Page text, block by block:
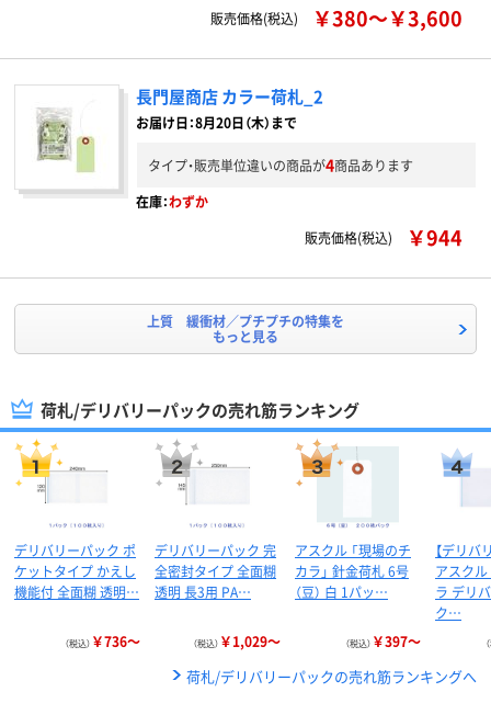
販売価格(税込)
￥380～￥3,600
長門屋商店 カラー荷札_2
お届け日：8月20日（木）まで
タイプ・販売単位違いの商品が4商品あります
在庫：わずか
販売価格(税込)
￥944
上質 緩衝材／プチプチの特集を
もっと見る
荷札/デリバリーパックの売れ筋ランキング
デリバリーパック ポ
ケットタイプ かえし
機能付 全面糊 透明…
（税込） ￥736～
デリバリーパック 完
全密封タイプ 全面糊
透明 長3用 PA…
（税込） ￥1,029～
アスクル 「現場のチ
カラ」 針金荷札 6号
（豆） 白 1パッ…
（税込） ￥397～
【デリバ
アスク
ラ デリ
ク…
荷札/デリバリーパックの売れ筋ランキングへ